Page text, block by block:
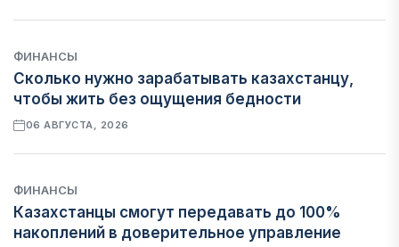
ФИНАНСЫ
Сколько нужно зарабатывать казахстанцу,
чтобы жить без ощущения бедности
06 АВГУСТА, 2026
ФИНАНСЫ
Казахстанцы смогут передавать до 100%
накоплений в доверительное управление